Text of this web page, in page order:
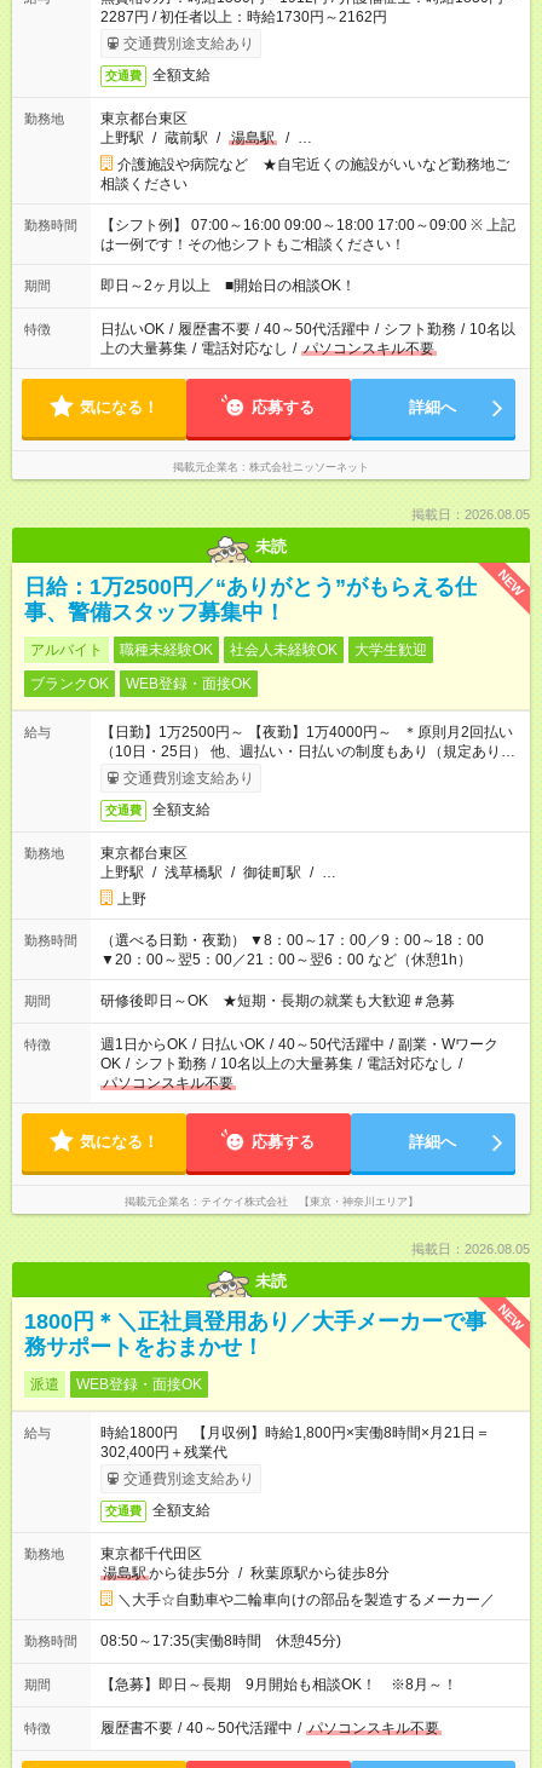
2287円 / 初任者以上：時給1730円～2162円
交通費別途支給あり
交通費 全額支給
勤務地
東京都台東区
上野駅 / 蔵前駅 / 湯島駅 / …
介護施設や病院など ★自宅近くの施設がいいなど勤務地ご
相談ください
勤務時間
【シフト例】 07:00～16:00 09:00～18:00 17:00～09:00 ※ 上記
は一例です！その他シフトもご相談ください！
期間 即日～2ヶ月以上 ■開始日の相談OK！
特徴 日払いOK / 履歴書不要 / 40～50代活躍中 / シフト勤務 / 10名以
上の大量募集 / 電話対応なし / パソコンスキル不要
気になる！ 応募する 詳細へ
掲載元企業名 株式会社ニッソーネット
掲載日：2026.08.05
未読
NEW
日給：1万2500円／“ありがとう”がもらえる仕
事、警備スタッフ募集中！
アルバイト 職種未経験OK 社会人未経験OK
大学生歓迎
ブランクOK
WEB登録・面接OK
給与
【日勤】1万2500円～ 【夜勤】1万4000円～ ＊原則月2回払い
（10日・25日） 他、週払い・日払いの制度もあり（規定あり）
＃日収1万円以上
交通費別途支給あり
交通費 全額支給
勤務地
東京都台東区
上野駅 / 浅草橋駅 / 御徒町駅 / …
上野
勤務時間
（選べる日勤・夜勤） ▼8：00～17：00／9：00～18：00
▼20：00～翌5：00／21：00～翌6：00 など（休憩1h）
期間 研修後即日～OK ★短期・長期の就業も大歓迎＃急募
特徴 週1日からOK / 日払いOK / 40～50代活躍中 / 副業・Wワーク
OK / シフト勤務 / 10名以上の大量募集 / 電話対応なし /
パソコンスキル不要
気になる！ 応募する 詳細へ
掲載元企業名 テイケイ株式会社 【東京・神奈川エリア】
掲載日：2026.08.05
未読
NEW
1800円＊＼正社員登用あり／大手メーカーで事
務サポートをおまかせ！
派遣 WEB登録・面接OK
給与
時給1800円 【月収例】時給1,800円×実働8時間×月21日＝
302,400円＋残業代
交通費別途支給あり
交通費 全額支給
勤務地
東京都千代田区
湯島駅から徒歩5分 / 秋葉原駅から徒歩8分
＼大手☆自動車や二輪車向けの部品を製造するメーカー／
勤務時間 08:50～17:35(実働8時間 休憩45分)
期間 【急募】即日～長期 9月開始も相談OK！ ※8月～！
特徴 履歴書不要 / 40～50代活躍中 / パソコンスキル不要